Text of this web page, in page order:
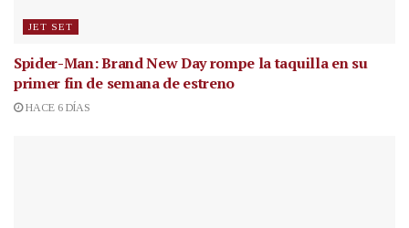
JET SET
Spider-Man: Brand New Day rompe la taquilla en su
primer fin de semana de estreno
HACE 6 DÍAS